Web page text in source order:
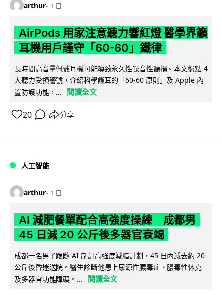
arthur 1 日
AirPods 用家注意聽力響紅燈 醫學界籲
耳機用戶謹守「60-60」鐵律
長時間高音量佩戴耳機可能導致永久性噪音性聽損。本文盤點 4
大聽力受損警號，介紹科學護耳的「60-60 原則」及 Apple 內
置防護功能，...
閱讀全文
20 分享
人工智能
arthur 1 日
AI 減肥餐單配合高強度操練 成都男
45 日減 20 公斤後多器官衰竭
成都一名男子跟隨 AI 制訂高強度減脂計劃，45 日內減去約 20
公斤後昏迷送院。醫生診斷他患上尿源性膿毒症、膿毒性休克
及多器官功能障礙。...
閱讀全文